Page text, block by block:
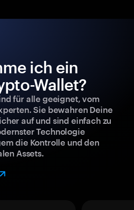
ich ein
Wallet?
für alle geeignet, vom
Sie bewahren Deine
auf und sind einfach zu
Technologie
die Kontrolle und den
Assets.